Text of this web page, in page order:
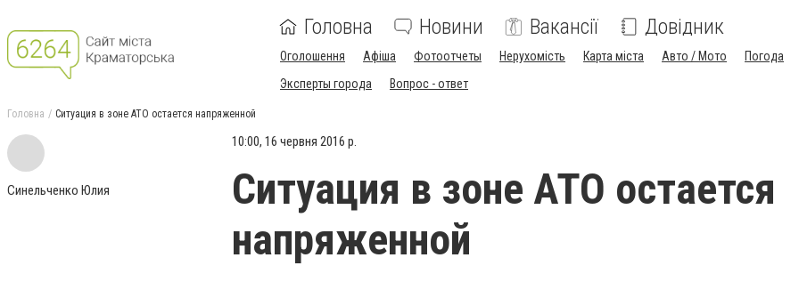
Головна Новини Вакансії Довідник
Оголошення Афіша Фотоотчеты Нерухомість Карта міста Авто / Мото
Погода
Эксперты города
Вопрос - ответ
Головна Ситуация в зоне АТО остается напряженной
Синельченко Юлия
10:00, 16 червня 2016 р.
Ситуация в зоне АТО остается
напряженной